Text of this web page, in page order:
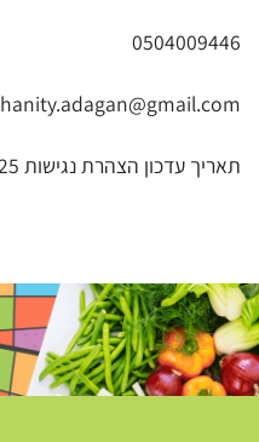
0504009446
hanity.adagan@gmail.com
תאריך עדכון הצהרת נגישות 08-09-2025